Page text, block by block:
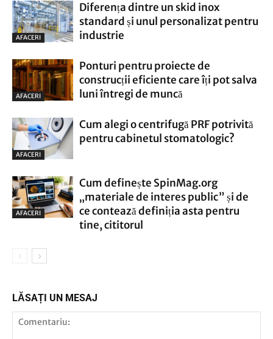
AFACERI
Diferența dintre un skid inox
standard și unul personalizat pentru
industrie
AFACERI
Ponturi pentru proiecte de
construcții eficiente care îți pot salva
luni întregi de muncă
AFACERI
Cum alegi o centrifugă PRF potrivită
pentru cabinetul stomatologic?
AFACERI
Cum definește SpinMag.org
„materiale de interes public” și de
ce contează definiția asta pentru
tine, cititorul
LĂSAȚI UN MESAJ